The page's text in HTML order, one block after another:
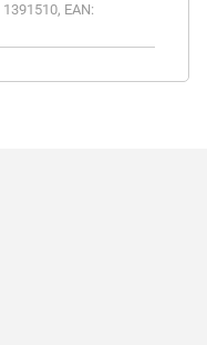
1391510, EAN: